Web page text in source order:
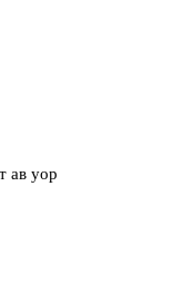
ав уор